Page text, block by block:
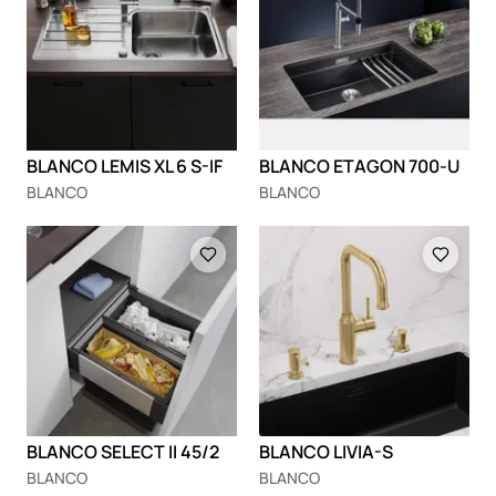
BLANCO LEMIS XL 6 S-IF
BLANCO
BLANCO ETAGON 700-U
BLANCO
Loading
BLANCO SELECT II 45/2
BLANCO
BLANCO LIVIA-S
BLANCO